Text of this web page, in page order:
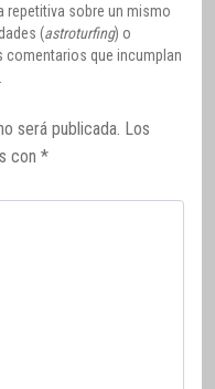
repetitiva sobre un mismo
(astroturfing) o
que incumplan
será publicada. Los
con *